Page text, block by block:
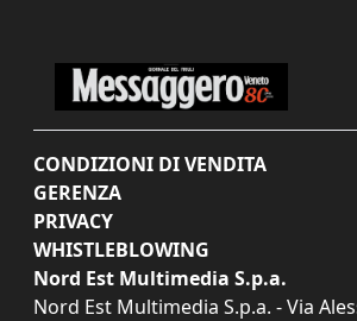
CONDIZIONI DI VENDITA
GERENZA
PRIVACY
WHISTLEBLOWING
Nord Est Multimedia S.p.a.
Nord Est Multimedia S.p.a. - Via